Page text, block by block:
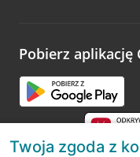
opinie.
Pobierz aplikację
Twoja zgoda z